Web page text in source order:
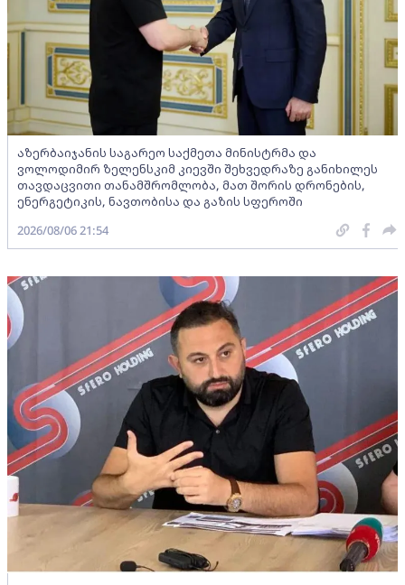
აზერბაიჯანის საგარეო საქმეთა მინისტრმა და
ვოლოდიმირ ზელენსკიმ კიევში შეხვედრაზე განიხილეს
თავდაცვითი თანამშრომლობა, მათ შორის დრონების,
ენერგეტიკის, ნავთობისა და გაზის სფეროში
2026/08/06 21:54